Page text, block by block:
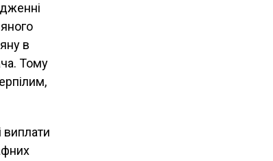
в
Тому
виплати